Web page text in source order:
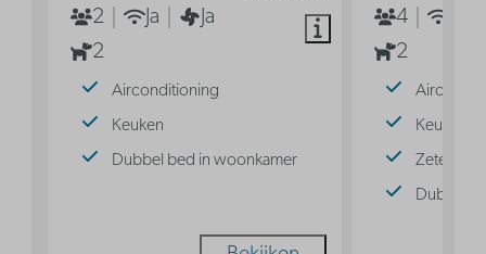
2
Ja
Ja
2
Airconditioning
Keuken
Dubbel bed in woonkamer
4
2
Keuken
Zetelbed
Dubbel